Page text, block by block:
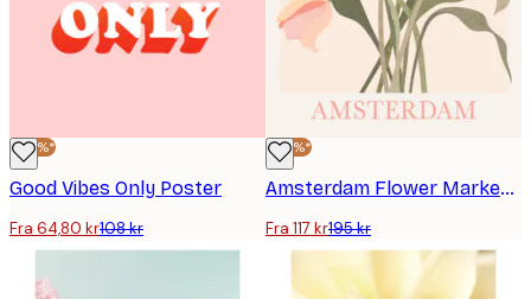
-40%*
Good Vibes Only Poster
Fra 64,80 kr108 kr
-40%*
Amsterdam Flower Market plakat
Fra 117 kr195 kr